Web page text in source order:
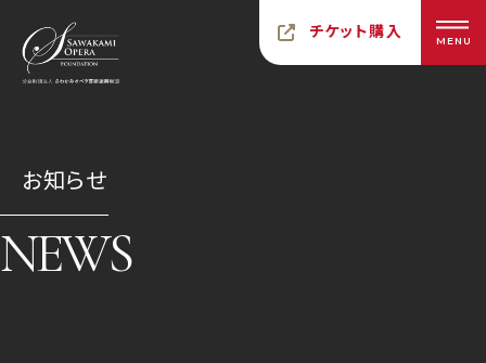
チケット購入 MENU
お知らせ
NEWS